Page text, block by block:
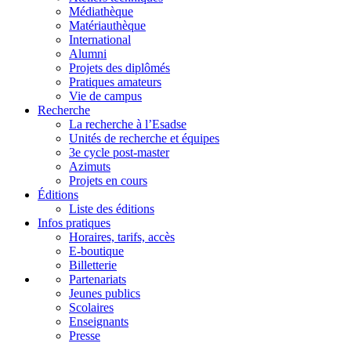
Médiathèque
Matériauthèque
International
Alumni
Projets des diplômés
Pratiques amateurs
Vie de campus
Recherche
La recherche à l’Esadse
Unités de recherche et équipes
3e cycle post-master
Azimuts
Projets en cours
Éditions
Liste des éditions
Infos pratiques
Horaires, tarifs, accès
E-boutique
Billetterie
Partenariats
Jeunes publics
Scolaires
Enseignants
Presse